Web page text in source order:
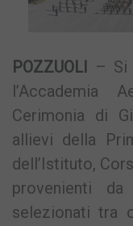
POZZUOLI
– Si
l’Accademia
Cerimonia di
allievi della
dell’Istituto,
provenienti
selezionati tra